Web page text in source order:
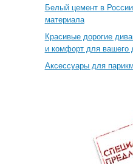
Белый цемент в
материала
Красивые дорогие
и комфорт для вашего
Аксессуары для